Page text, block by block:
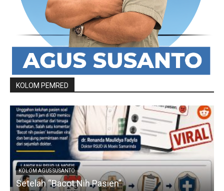
KOLOM PEMRED
KOLOM AGUS SUSANTO
Setelah “Bacot Nih Pasien”